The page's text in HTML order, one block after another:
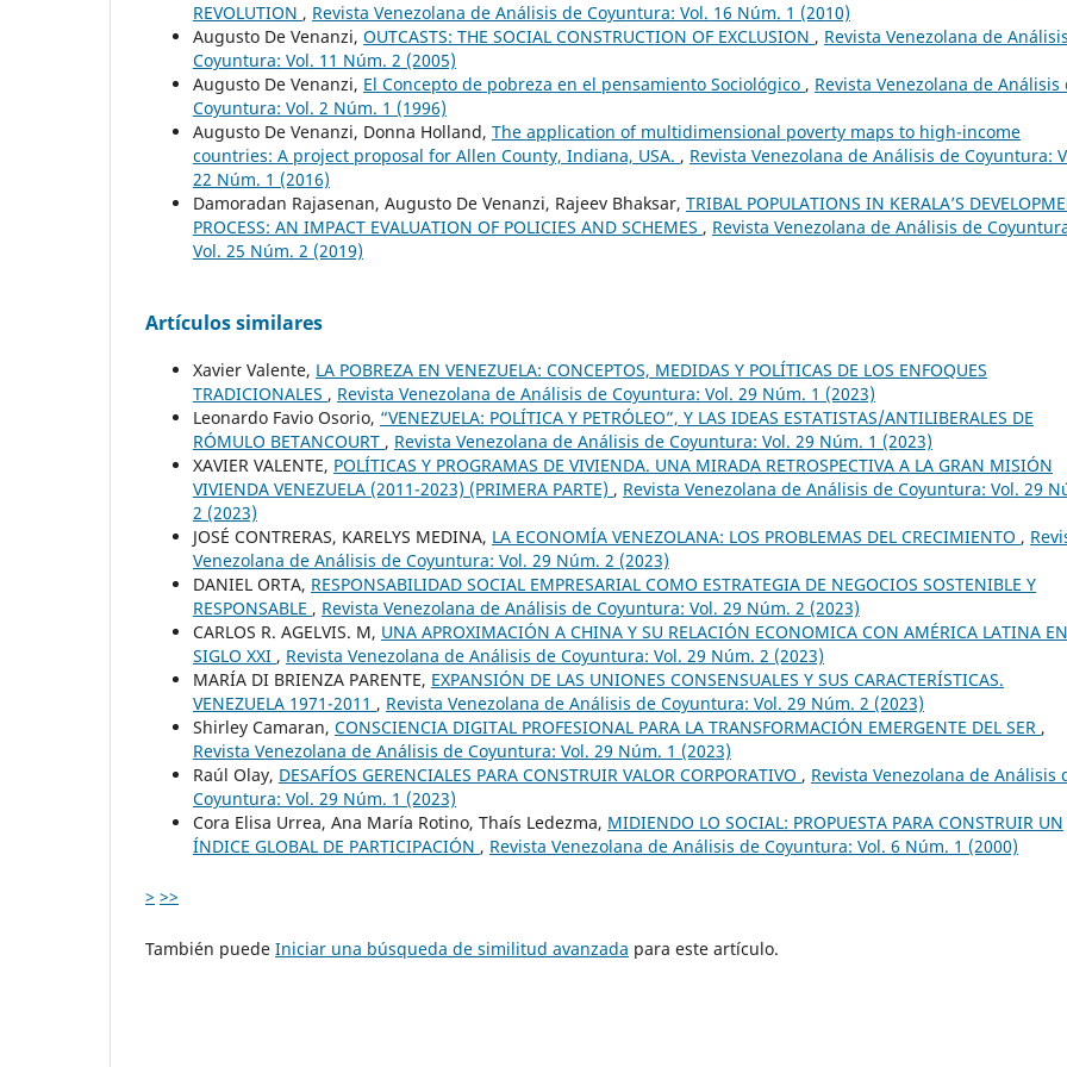
REVOLUTION , Revista Venezolana de Análisis de Coyuntura: Vol. 16 Núm. 1 (2010)
Augusto De Venanzi, OUTCASTS: THE SOCIAL CONSTRUCTION OF EXCLUSION , Revista Venezolana de
Coyuntura: Vol. 11 Núm. 2 (2005)
Augusto De Venanzi, El Concepto de pobreza en el pensamiento Sociológico , Revista Venezolana de Análisis
Coyuntura: Vol. 2 Núm. 1 (1996)
Augusto De Venanzi, Donna Holland, The application of multidimensional poverty maps to high-income
countries: A project proposal for Allen County, Indiana, USA. , Revista Venezolana de Análisis de Coyuntura:
22 Núm. 1 (2016)
Damoradan Rajasenan, Augusto De Venanzi, Rajeev Bhaksar, TRIBAL POPULATIONS IN KERALA’S
PROCESS: AN IMPACT EVALUATION OF POLICIES AND SCHEMES , Revista Venezolana de Análisis de
Vol. 25 Núm. 2 (2019)
Artículos similares
Xavier Valente, LA POBREZA EN VENEZUELA: CONCEPTOS, MEDIDAS Y POLÍTICAS DE LOS ENFOQUES
TRADICIONALES , Revista Venezolana de Análisis de Coyuntura: Vol. 29 Núm. 1 (2023)
Leonardo Favio Osorio, “VENEZUELA: POLÍTICA Y PETRÓLEO”, Y LAS IDEAS ESTATISTAS/ANTILIBERALES DE
RÓMULO BETANCOURT , Revista Venezolana de Análisis de Coyuntura: Vol. 29 Núm. 1 (2023)
XAVIER VALENTE, POLÍTICAS Y PROGRAMAS DE VIVIENDA. UNA MIRADA RETROSPECTIVA A LA GRAN MISIÓN
VIVIENDA VENEZUELA (2011-2023) (PRIMERA PARTE) , Revista Venezolana de Análisis de Coyuntura: Vol. 29
2 (2023)
JOSÉ CONTRERAS, KARELYS MEDINA, LA ECONOMÍA VENEZOLANA: LOS PROBLEMAS DEL CRECIMIENTO ,
Venezolana de Análisis de Coyuntura: Vol. 29 Núm. 2 (2023)
DANIEL ORTA, RESPONSABILIDAD SOCIAL EMPRESARIAL COMO ESTRATEGIA DE NEGOCIOS SOSTENIBLE Y
RESPONSABLE , Revista Venezolana de Análisis de Coyuntura: Vol. 29 Núm. 2 (2023)
CARLOS R. AGELVIS. M, UNA APROXIMACIÓN A CHINA Y SU RELACIÓN ECONOMICA CON AMÉRICA LATINA
SIGLO XXI , Revista Venezolana de Análisis de Coyuntura: Vol. 29 Núm. 2 (2023)
MARÍA DI BRIENZA PARENTE, EXPANSIÓN DE LAS UNIONES CONSENSUALES Y SUS CARACTERÍSTICAS.
VENEZUELA 1971-2011 , Revista Venezolana de Análisis de Coyuntura: Vol. 29 Núm. 2 (2023)
Shirley Camaran, CONSCIENCIA DIGITAL PROFESIONAL PARA LA TRANSFORMACIÓN EMERGENTE DEL SER ,
Revista Venezolana de Análisis de Coyuntura: Vol. 29 Núm. 1 (2023)
Raúl Olay, DESAFÍOS GERENCIALES PARA CONSTRUIR VALOR CORPORATIVO , Revista Venezolana de Análisis
Coyuntura: Vol. 29 Núm. 1 (2023)
Cora Elisa Urrea, Ana María Rotino, Thaís Ledezma, MIDIENDO LO SOCIAL: PROPUESTA PARA CONSTRUIR UN
ÍNDICE GLOBAL DE PARTICIPACIÓN , Revista Venezolana de Análisis de Coyuntura: Vol. 6 Núm. 1 (2000)
> >>
También puede Iniciar una búsqueda de similitud avanzada para este artículo.